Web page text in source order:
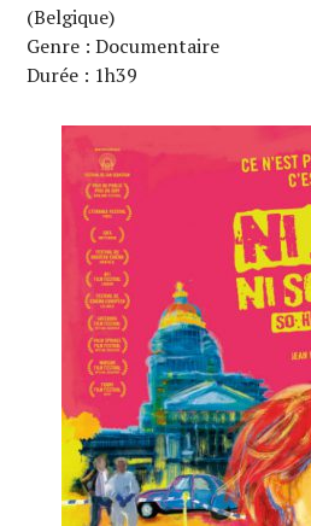
(Belgique)
Genre : Documentaire
Durée : 1h39